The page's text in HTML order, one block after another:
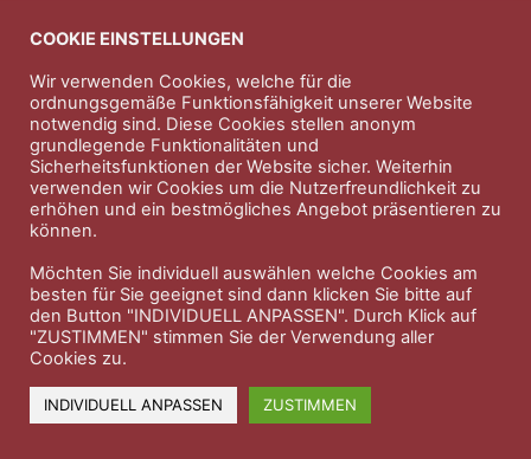
Professioneller Rundumschutz seit über 30 Jahren.
Impressum Nutzungsbedingungen
Datenschutzerklärung Therapeutenkatalog Über uns
COOKIE EINSTELLUNGEN
Wir verwenden Cookies, welche für die
ordnungsgemäße Funktionsfähigkeit unserer Website
notwendig sind. Diese Cookies stellen anonym
grundlegende Funktionalitäten und
Sicherheitsfunktionen der Website sicher. Weiterhin
verwenden wir Cookies um die Nutzerfreundlichkeit zu
erhöhen und ein bestmögliches Angebot präsentieren zu
können.
Möchten Sie individuell auswählen welche Cookies am
besten für Sie geeignet sind dann klicken Sie bitte auf
den Button "INDIVIDUELL ANPASSEN". Durch Klick auf
"ZUSTIMMEN" stimmen Sie der Verwendung aller
Cookies zu.
INDIVIDUELL ANPASSEN ZUSTIMMEN